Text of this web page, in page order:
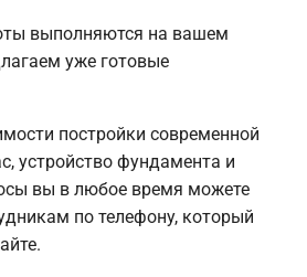
выполняются на вашем
уже готовые
постройки современной
устройство фундамента и
вы в любое время можете
по телефону, который